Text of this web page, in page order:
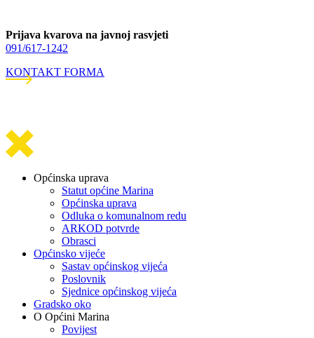
Prijava kvarova na javnoj rasvjeti
091/617-1242
KONTAKT FORMA
Općinska uprava
Statut općine Marina
Općinska uprava
Odluka o komunalnom redu
ARKOD potvrde
Obrasci
Općinsko vijeće
Sastav općinskog vijeća
Poslovnik
Sjednice općinskog vijeća
Gradsko oko
O Općini Marina
Povijest